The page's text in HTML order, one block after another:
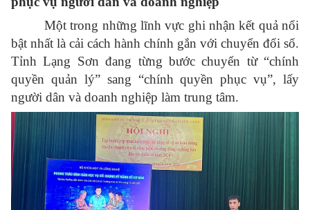
Một trong những lĩnh vực ghi nhận kết quả nổi
bật nhất là cải cách hành chính gắn với chuyển đổi số.
Tỉnh Lạng Sơn đang từng bước chuyển từ “chính
quyền quản lý” sang “chính quyền phục vụ”, lấy
người dân và doanh nghiệp làm trung tâm.